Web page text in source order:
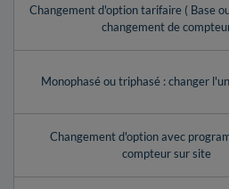
Changement d'option tarifaire ( Base
changement de
Monophasé ou triphasé : changer
Changement d'option avec
compteur sur site